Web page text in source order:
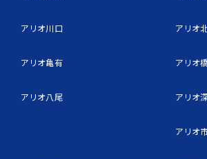
アリオ川口
アリオ亀有
アリオ八尾
アリオ
アリオ
アリオ
アリオ